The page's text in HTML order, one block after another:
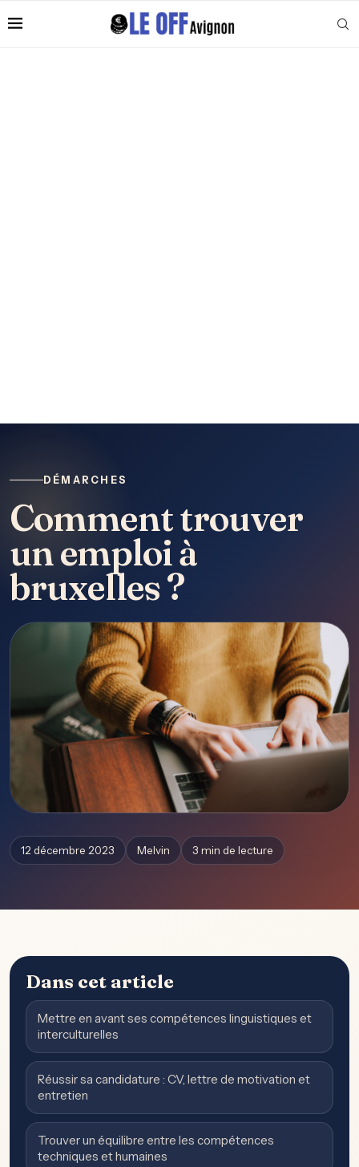
DÉMARCHES
Comment trouver
un emploi à
bruxelles ?
12 décembre 2023 Melvin 3 min de lecture
Dans cet article
Mettre en avant ses compétences linguistiques et
interculturelles
Réussir sa candidature : CV, lettre de motivation et
entretien
Trouver un équilibre entre les compétences
techniques et humaines